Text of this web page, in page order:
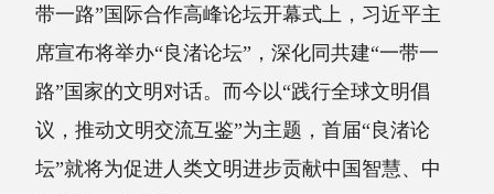
带一路”国际合作高峰论坛开幕式上，习近平主
席宣布将举办“良渚论坛”，深化同共建“一带一
路”国家的文明对话。而今以“践行全球文明倡
议，推动文明交流互鉴”为主题，首届“良渚论
坛”就将为促进人类文明进步贡献中国智慧、中